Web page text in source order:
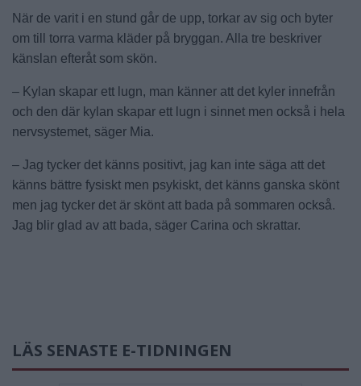
När de varit i en stund går de upp, torkar av sig och byter
om till torra varma kläder på bryggan. Alla tre beskriver
känslan efteråt som skön.
– Kylan skapar ett lugn, man känner att det kyler innefrån
och den där kylan skapar ett lugn i sinnet men också i hela
nervsystemet, säger Mia.
– Jag tycker det känns positivt, jag kan inte säga att det
känns bättre fysiskt men psykiskt, det känns ganska skönt
men jag tycker det är skönt att bada på sommaren också.
Jag blir glad av att bada, säger Carina och skrattar.
LÄS SENASTE E-TIDNINGEN